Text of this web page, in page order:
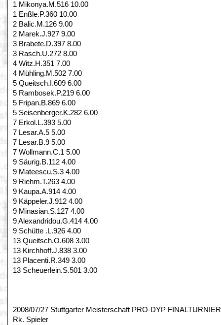
1 Mikonya.M.516 10.00
1 Enßle.P.360 10.00
2 Balic.M.126 9.00
2 Marek.J.927 9.00
3 Brabete.D.397 8.00
3 Rasch.U.272 8.00
4 Witz.H.351 7.00
4 Mühling.M.502 7.00
5 Queitsch.I.609 6.00
5 Rambosek.P.219 6.00
5 Fripan.B.869 6.00
5 Seisenberger.K.282 6.00
7 Erkol.L.393 5.00
7 Lesar.A.5 5.00
7 Lesar.B.9 5.00
7 Wollmann.C.1 5.00
9 Säurig.B.112 4.00
9 Mateescu.S.3 4.00
9 Riehm.T.263 4.00
9 Kaupa.A.914 4.00
9 Käppeler.J.912 4.00
9 Minasian.S.127 4.00
9 Alexandridou.G.414 4.00
9 Schütte .L.926 4.00
13 Queitsch.O.608 3.00
13 Kirchhoff.J.838 3.00
13 Placenti.R.349 3.00
13 Scheuerlein.S.501 3.00
2008/07/27 Stuttgarter Meisterschaft PRO-DYP
Rk. Spieler